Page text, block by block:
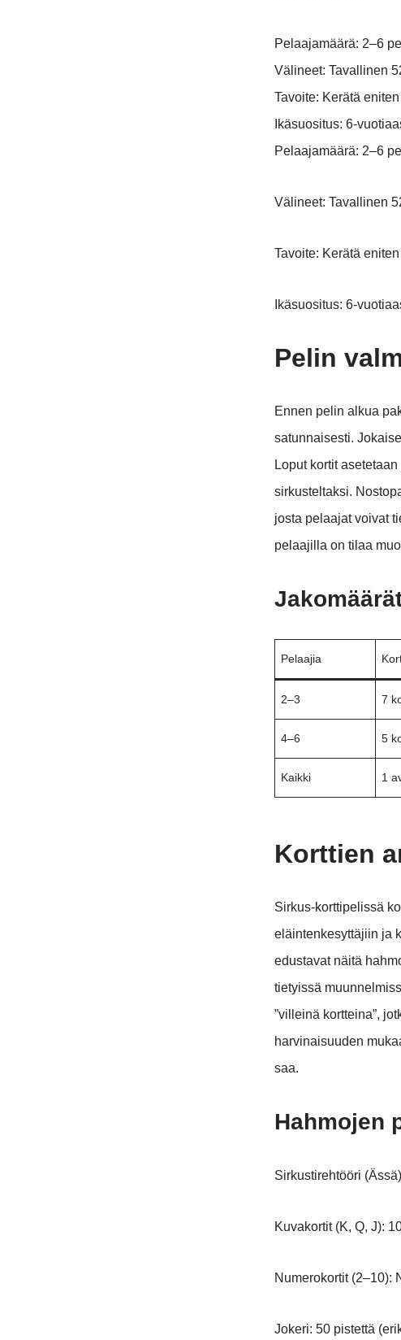
Pelaajamäärä: 2–6
Välineet: Tavallinen
Tavoite: Kerätä
Ikäsuositus: 6-
Pelaajamäärä: 2–6
Välineet: Tavallinen
Tavoite: Kerätä
Ikäsuositus: 6-
Pelin
Ennen pelin alkua
satunnaisesti.
Loput kortit
sirkusteltaksi.
josta pelaajat voivat
pelaajilla on tilaa
Pelaajia
2–3 7
4–6 5
Kaikki 1
Korttien
Sirkus-korttipelissä
eläintenkesyttäjiin ja
edustavat näitä
tietyissä
”villeinä kortteina”,
harvinaisuuden
saa.
Hahmojen
Sirkustirehtööri
Kuvakortit (K, Q, J):
Numerokortit (2–10):
Jokeri: 50 pistettä